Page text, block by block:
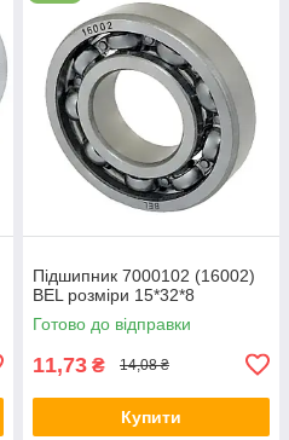
Підшипник 7000102 (16002)
BEL розміри 15*32*8
Готово до відправки
11,73 ₴ 14,08 ₴
Купити